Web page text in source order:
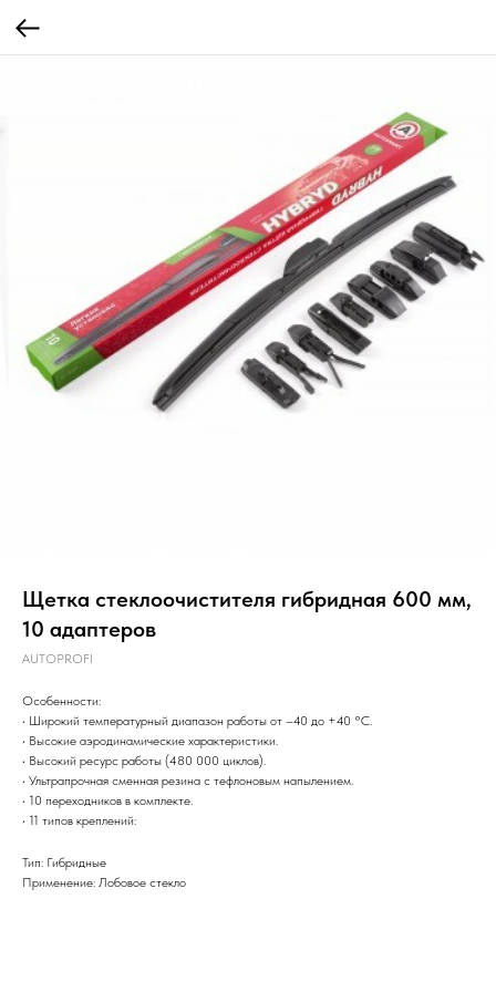
Щетка стеклоочистителя гибридная 600 мм,
10 адаптеров
AUTOPROFI
Особенности:
• Широкий температурный диапазон работы от –40 до +40 °С.
• Высокие аэродинамические характеристики.
• Высокий ресурс работы (480 000 циклов).
• Ультрапрочная сменная резина с тефлоновым напылением.
• 10 переходников в комплекте.
• 11 типов креплений:
Тип: Гибридные
Применение: Лобовое стекло